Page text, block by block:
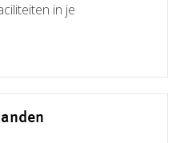
in je